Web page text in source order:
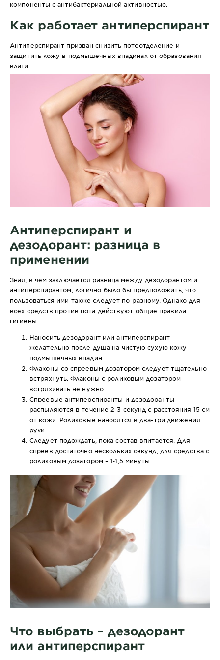
компоненты с антибактериальной активностью.
Как работает антиперспирант
Антиперспирант призван снизить потоотделение и
защитить кожу в подмышечных впадинах от образования
влаги.
Антиперспирант и
дезодорант: разница в
применении
Зная, в чем заключается разница между дезодорантом и
антиперспирантом, логично было бы предположить, что
пользоваться ими также следует по-разному. Однако для
всех средств против пота действуют общие правила
гигиены.
Наносить дезодорант или антиперспирант
желательно после душа на чистую сухую кожу
подмышечных впадин.
Флаконы со спреевым дозатором следует тщательно
встряхнуть. Флаконы с роликовым дозатором
встряхивать не нужно.
Спреевые антиперспиранты и дезодоранты
распыляются в течение 2-3 секунд с расстояния 15 см
от кожи. Роликовые наносятся в два-три движения
руки.
Следует подождать, пока состав впитается. Для
спреев достаточно нескольких секунд, для средства с
роликовым дозатором – 1‐1,5 минуты.
Что выбрать – дезодорант
или антиперспирант